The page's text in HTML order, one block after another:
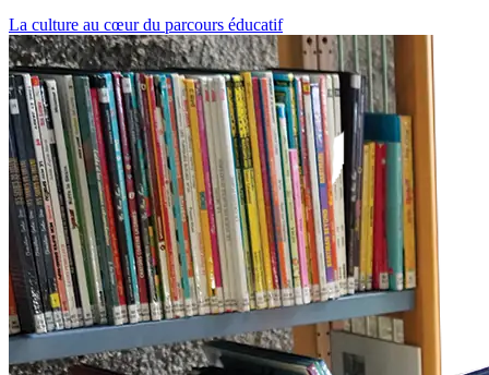
La culture au cœur du parcours éducatif